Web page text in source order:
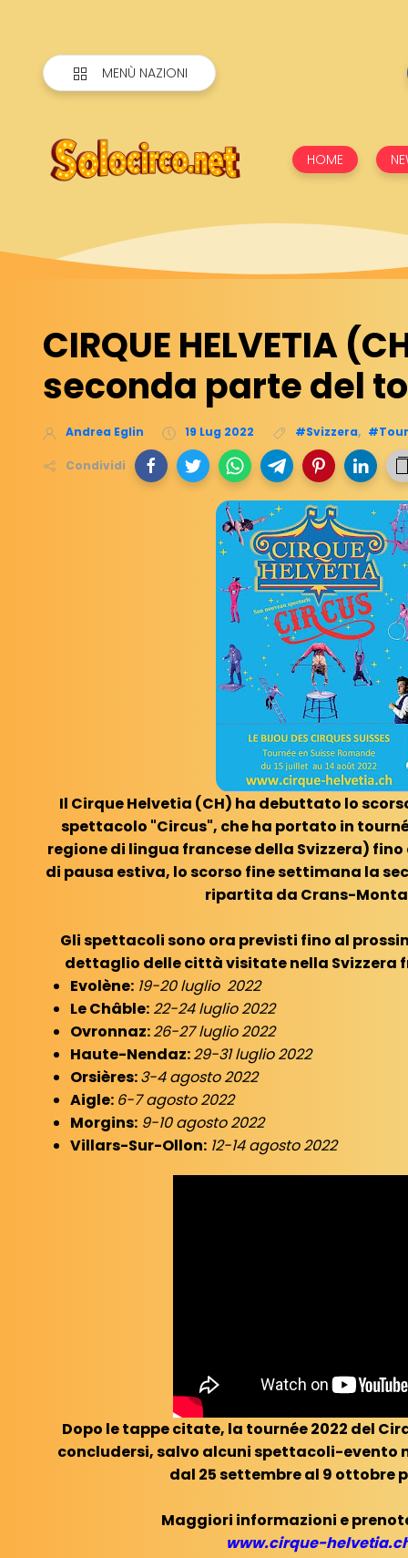
MENÙ NAZIONI
HOME
CIRQUE HELVETIA
seconda parte del
Andrea Eglin 19 Lug 2022 #Svizzera,
Condividi
Il Cirque Helvetia (CH) ha debuttato lo
spettacolo "Circus", che ha portato in
regione di lingua francese della Svizzera) fino
di pausa estiva, lo scorso fine settimana la
ripartita da Crans-
Gli spettacoli sono ora previsti fino al
dettaglio delle città visitate nella Svizzera
Evolène: 19-20 luglio 2022
Le Châble: 22-24 luglio 2022
Ovronnaz:26-27 luglio 2022
Haute-Nendaz:29-31 luglio 2022
Orsières:3-4 agosto 2022
Aigle: 6-7 agosto 2022
Morgins: 9-10 agosto 2022
Villars-Sur-Ollon: 12-14 agosto 2022
Dopo le tappe citate, la tournée 2022 del
concludersi, salvo alcuni spettacoli-evento
dal 25 settembre al 9 ottobre
Maggiori informazioni e
www.cirque-